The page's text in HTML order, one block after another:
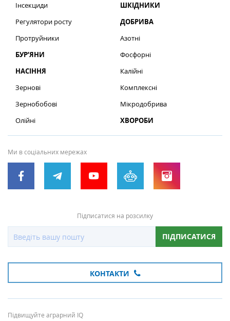
Інсекциди
Регулятори росту
Протруйники
БУР’ЯНИ
НАСІННЯ
Зернові
Зернобобові
Олійні
ШКІДНИКИ
ДОБРИВА
Азотні
Фосфорні
Калійні
Комплексні
Мікродобрива
ХВОРОБИ
Ми в соціальних мережах
Підписатися на розсилку
ПІДПИСАТИСЯ
КОНТАКТИ
Підвищуйте аграрний IQ